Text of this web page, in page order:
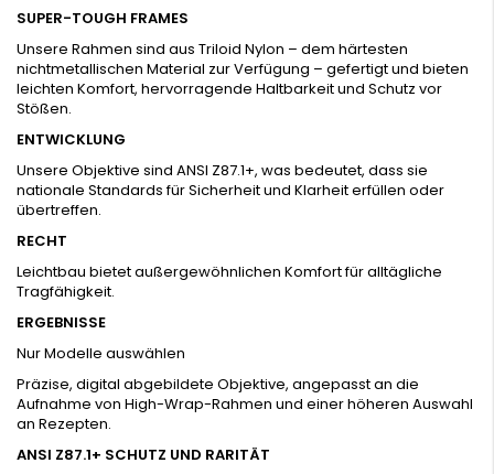
SUPER-TOUGH FRAMES
Unsere Rahmen sind aus Triloid Nylon – dem härtesten
nichtmetallischen Material zur Verfügung – gefertigt und bieten
leichten Komfort, hervorragende Haltbarkeit und Schutz vor
Stößen.
ENTWICKLUNG
Unsere Objektive sind ANSI Z87.1+, was bedeutet, dass sie
nationale Standards für Sicherheit und Klarheit erfüllen oder
übertreffen.
RECHT
Leichtbau bietet außergewöhnlichen Komfort für alltägliche
Tragfähigkeit.
ERGEBNISSE
Nur Modelle auswählen
Präzise, digital abgebildete Objektive, angepasst an die
Aufnahme von High-Wrap-Rahmen und einer höheren Auswahl
an Rezepten.
ANSI Z87.1+ SCHUTZ UND RARITÄT